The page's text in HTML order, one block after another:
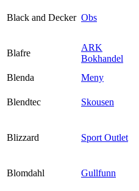
Black and Decker Obs
Blafre
ARK
Bokhandel
Blenda
Meny
Blendtec Skousen
Blizzard Sport Outlet
Blomdahl Gullfunn